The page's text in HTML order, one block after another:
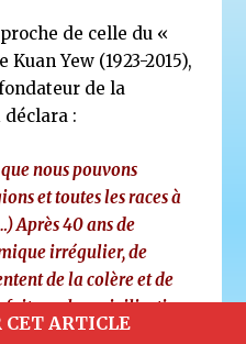
de celle du «
Yew (1923-2015),
de la
:
nous pouvons
et toutes les races à
Après 40 ans de
irrégulier, de
de la colère et de
fait que leur civilisation
de l’Age d’or Al-
CET ARTICLE